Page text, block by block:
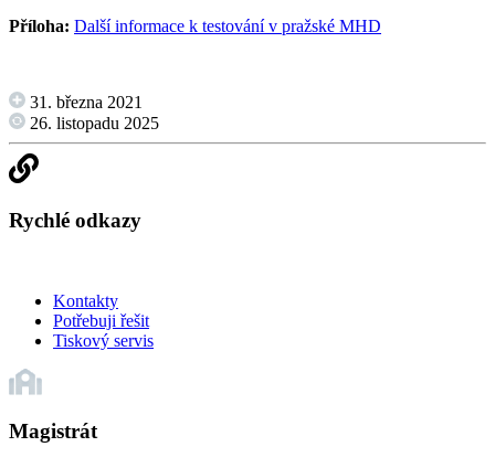
Příloha: Další informace k testování v pražské MHD
31. března 2021
26. listopadu 2025
Rychlé odkazy
Kontakty
Potřebuji řešit
Tiskový servis
Magistrát